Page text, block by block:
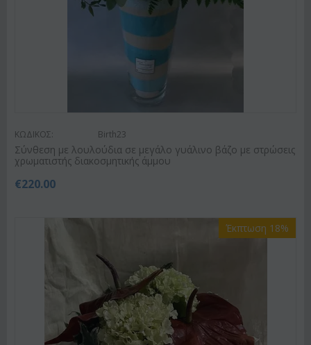
ΚΩΔΙΚΟΣ: Birth23
Σύνθεση με λουλούδια σε μεγάλο γυάλινο βάζο με στρώσεις
χρωματιστής διακοσμητικής άμμου
€220.00
Έκπτωση 18%